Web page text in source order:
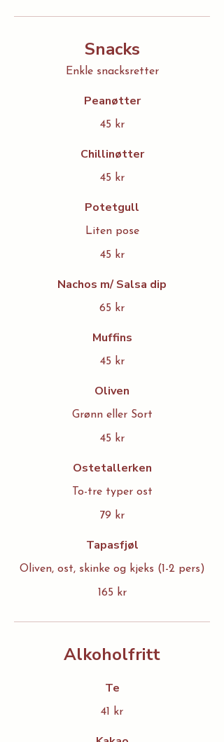
Snacks
Enkle snacksretter
Peanøtter
45 kr
Chillinøtter
45 kr
Potetgull
Liten pose
45 kr
Nachos m/ Salsa dip
65 kr
Muffins
45 kr
Oliven
Grønn eller Sort
45 kr
Ostetallerken
To-tre typer ost
79 kr
Tapasfjøl
Oliven, ost, skinke og kjeks (1-2 pers)
165 kr
Alkoholfritt
Te
41 kr